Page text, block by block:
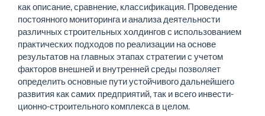
как описание, сравнение, классификация. Проведение
постоянного мониторинга и анализа деятельности
различных строительных холдингов с использованием
практи­ческих подходов по реализации на основе
результатов на глав­ных этапах стратегии с учетом
факторов внешней и внутренней среды позволяет
определить основные пути устойчивого даль­нейшего
развития как самих предприятий, так и всего инвести­
ционно-строительного комплекса в целом.